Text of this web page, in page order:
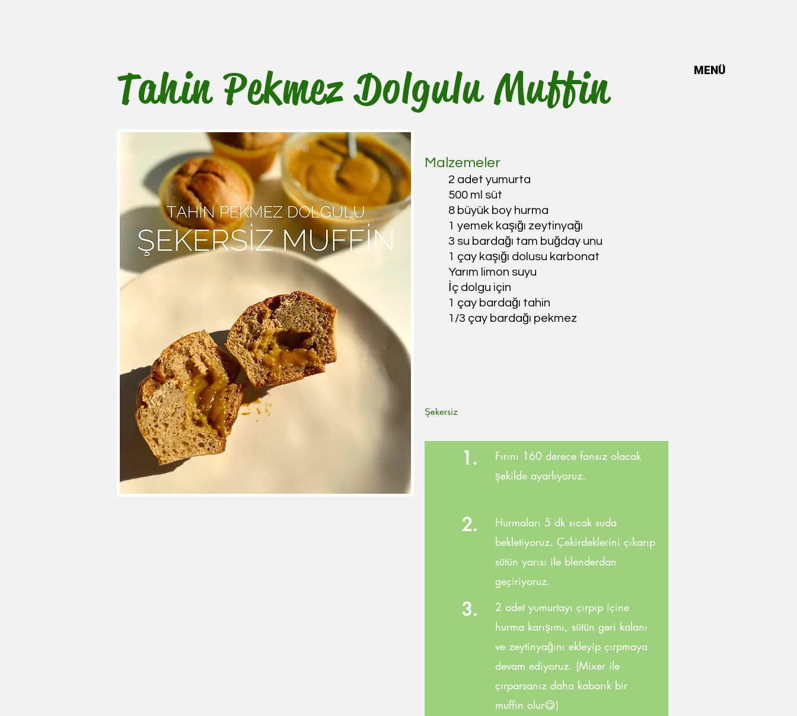
MENÜ
Tahin Pekmez Dolgulu Muffin
Malzemeler
2 adet yumurta
500 ml süt
8 büyük boy hurma
1 yemek kaşığı zeytinyağı
3 su bardağı tam buğday unu
1 çay kaşığı dolusu karbonat
Yarım limon suyu
İç dolgu için
1 çay bardağı tahin
1/3 çay bardağı pekmez
Şekersiz
1.
Fırını 160 derece fansız olacak
şekilde ayarlıyoruz.
2.
Hurmaları 5 dk sıcak suda
bekletiyoruz. Çekirdeklerini çıkarıp
sütün yarısı ile blenderdan
geçiriyoruz.
3.
2 adet yumurtayı çırpıp içine
hurma karışımı, sütün geri kalanı
ve zeytinyağını ekleyip çırpmaya
devam ediyoruz. (Mixer ile
çırparsanız daha kabarık bir
muffin olur😋)